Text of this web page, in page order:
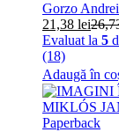
Gorzo Andrei
21,38 lei
Evaluat la 5
(18)
Adaugă în
Paperback